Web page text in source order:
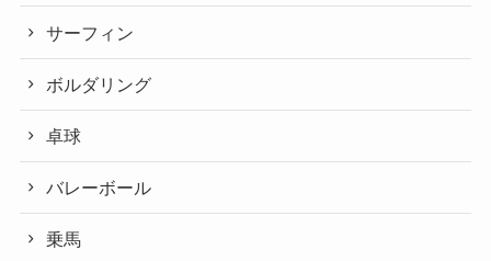
サーフィン
ボルダリング
卓球
バレーボール
乗馬